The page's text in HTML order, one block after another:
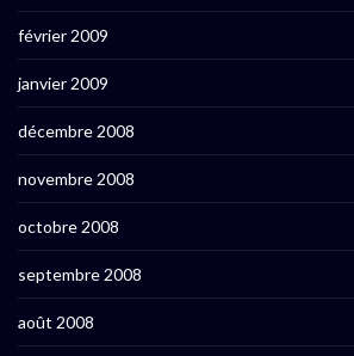
février 2009
janvier 2009
décembre 2008
novembre 2008
octobre 2008
septembre 2008
août 2008